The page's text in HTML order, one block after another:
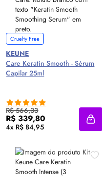
Cruelty Free
KEUNE
Care Keratin Smooth -Sérum
Capilar 25ml
R$ 566,33
R$ 339,80
4x R$ 84,95